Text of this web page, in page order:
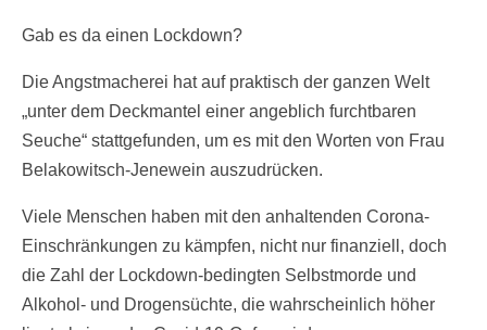
Gab es da einen Lockdown?
Die Angstmacherei hat auf praktisch der ganzen Welt
„unter dem Deckmantel einer angeblich furchtbaren
Seuche“ stattgefunden, um es mit den Worten von Frau
Belakowitsch-Jenewein auszudrücken.
Viele Menschen haben mit den anhaltenden Corona-
Einschränkungen zu kämpfen, nicht nur finanziell, doch
die Zahl der Lockdown-bedingten Selbstmorde und
Alkohol- und Drogensüchte, die wahrscheinlich höher